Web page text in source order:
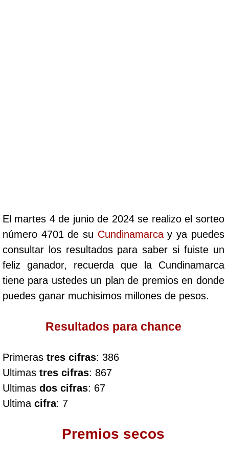
Cafeterito Noche
Caribeña Día
Caribeña Noche
Culona día
Culona noche
Dorado Mañana
El martes 4 de junio de 2024 se realizo el sorteo
número 4701 de su Cundinamarcay ya puedes
consultar los resultados para saber si fuiste un
feliz ganador, recuerda que la Cundinamarca
tiene para ustedes un plan de premios en donde
puedes ganar muchisimos millones de pesos.
Resultados para chance
Primeras tres cifras: 386
Ultimas tres cifras: 867
Ultimas dos cifras: 67
Ultima cifra: 7
Premios secos